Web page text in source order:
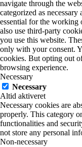
navigate through the
categorized as
essential for the working
also use third-party
you use this website.
only with your consent.
cookies. But opting out
browsing experience.
Necessary
Necessary
Altid aktiveret
Necessary cookies are
properly. This category
functionalities and
not store any personal
Non-necessary